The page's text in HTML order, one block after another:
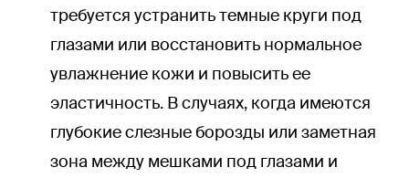
требуется устранить темные круги под
глазами или восстановить нормальное
увлажнение кожи и повысить ее
эластичность. В случаях, когда имеются
глубокие слезные борозды или заметная
зона между мешками под глазами и